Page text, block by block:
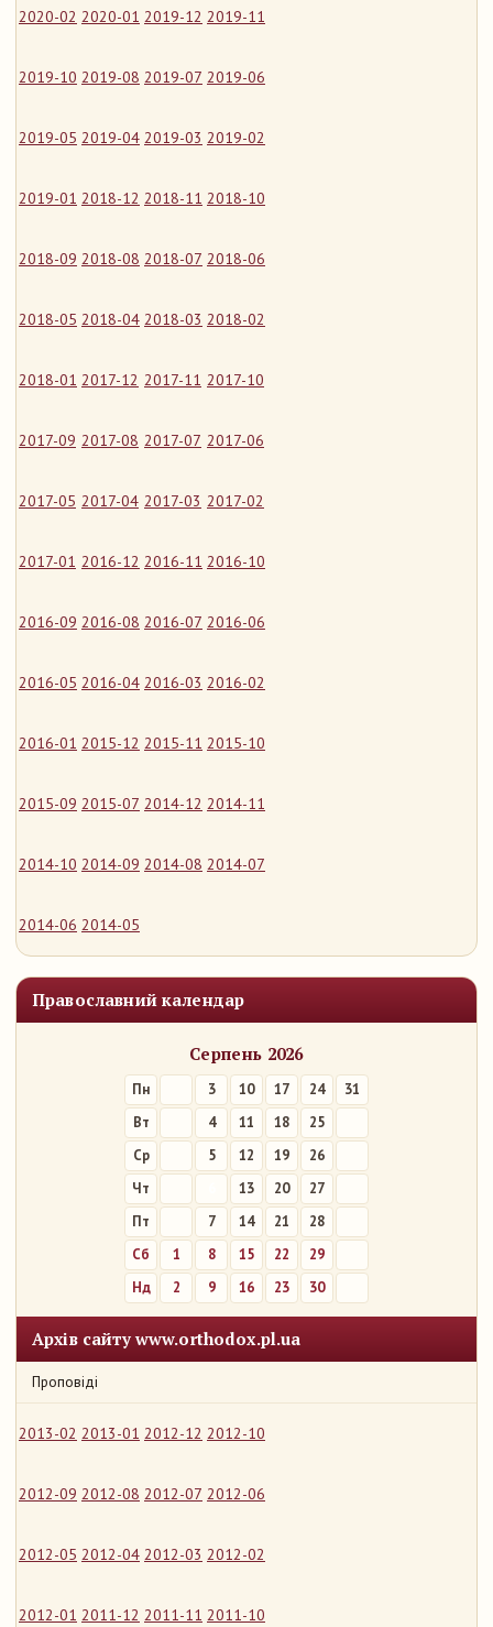
2020-02 2020-01 2019-12 2019-11
2019-10 2019-08 2019-07 2019-06
2019-05 2019-04 2019-03 2019-02
2019-01 2018-12 2018-11 2018-10
2018-09 2018-08 2018-07 2018-06
2018-05 2018-04 2018-03 2018-02
2018-01 2017-12 2017-11 2017-10
2017-09 2017-08 2017-07 2017-06
2017-05 2017-04 2017-03 2017-02
2017-01 2016-12 2016-11 2016-10
2016-09 2016-08 2016-07 2016-06
2016-05 2016-04 2016-03 2016-02
2016-01 2015-12 2015-11 2015-10
2015-09 2015-07 2014-12 2014-11
2014-10 2014-09 2014-08 2014-07
2014-06 2014-05
Православний календар
Серпень 2026
Пн 3 10 17 24
31
Вт
4 11 18
25
Ср
5 12 19
26
Чт
13 20
27
Пт
7 14 21
28
Сб
1 8 15 22
29
Нд
2 9 16 23 30
Архів сайту www.orthodox.pl.ua
Проповіді
2013-02 2013-01 2012-12 2012-10
2012-09 2012-08 2012-07 2012-06
2012-05 2012-04 2012-03 2012-02
2012-01 2011-12 2011-11 2011-10